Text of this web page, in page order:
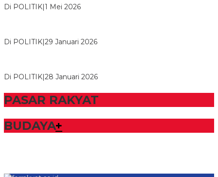
Di POLITIK|1 Mei 2026
Di POLITIK|29 Januari 2026
Di POLITIK|28 Januari 2026
PASAR RAKYAT
BUDAYA+